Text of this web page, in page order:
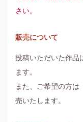
さい。
販売について
投稿いただいた作品
ます。
また、ご希望の方は
売いたします。